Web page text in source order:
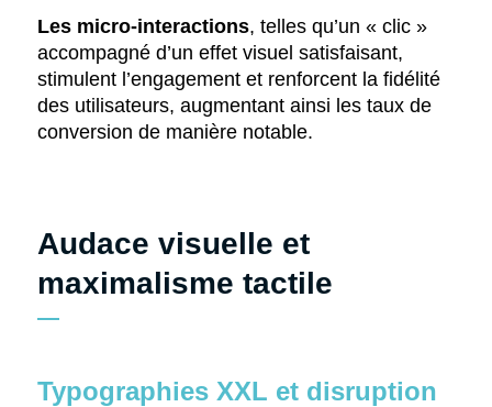
Les micro-interactions, telles qu’un « clic »
accompagné d’un effet visuel satisfaisant,
stimulent l’engagement et renforcent la fidélité
des utilisateurs, augmentant ainsi les taux de
conversion de manière notable.
Audace visuelle et
maximalisme tactile
Typographies XXL et disruption